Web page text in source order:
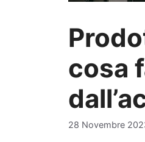
cosa
28 Novembre